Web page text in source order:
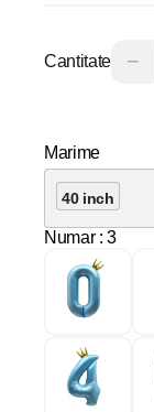
Cantitate −
Marime
40 inch
Numar : 3